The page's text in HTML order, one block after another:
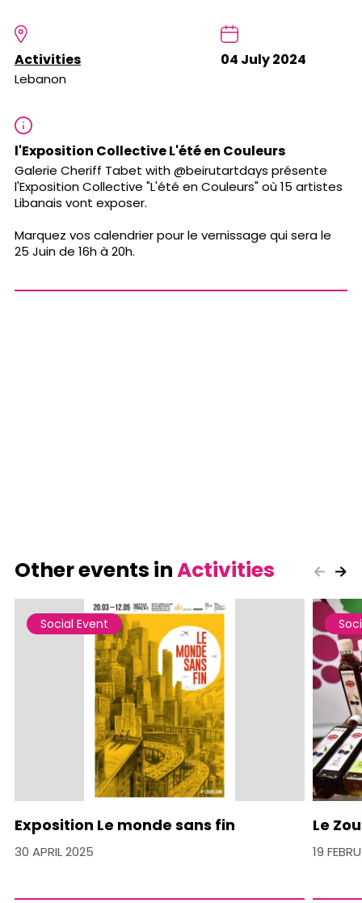
Activities
Lebanon
04 July 2024
l'Exposition Collective L'été en Couleurs
Galerie Cheriff Tabet with @beirutartdays présente
l'Exposition Collective "L'été en Couleurs" où 15 artistes
Libanais vont exposer.
Marquez vos calendrier pour le vernissage qui sera le
25 Juin de 16h à 20h.
Other events inActivities
Social Event
Exposition Le monde sans fin
30 APRIL 2025
Le
19